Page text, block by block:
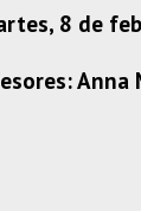
8 de
Anna